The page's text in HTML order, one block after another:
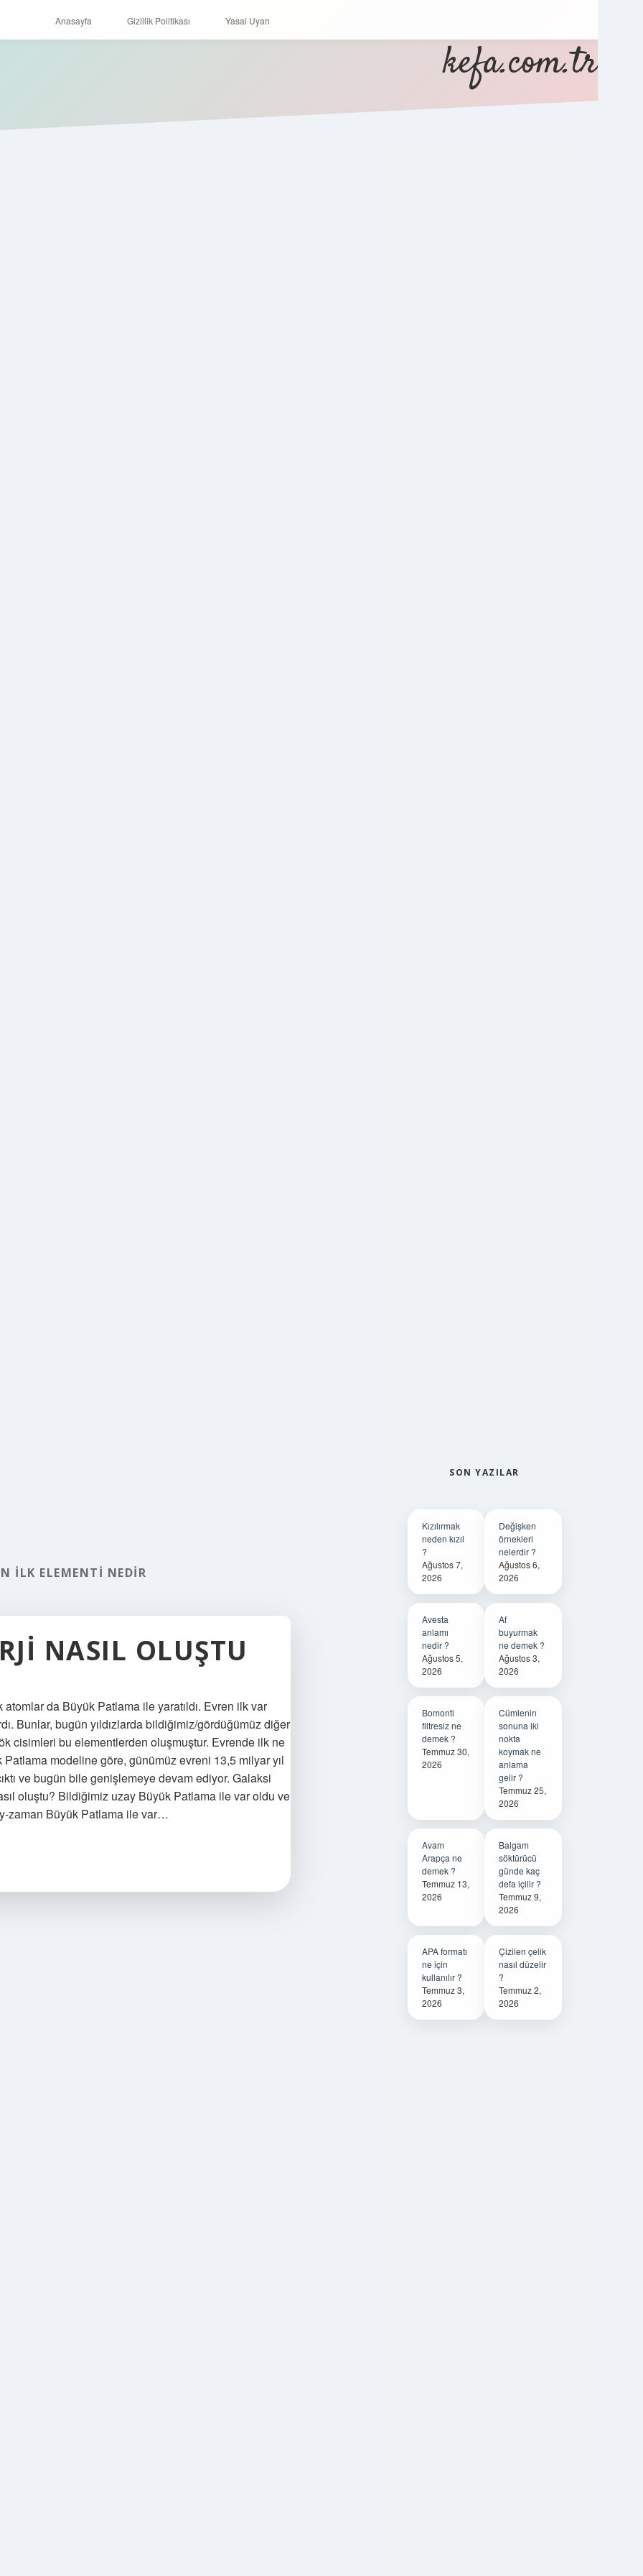
Anasayfa Gizlilik Politikası Yasal Uyarı
kefa.com.tr
ILK ELEMENTI NEDIR
NASIL OLUŞTU
da Büyük Patlama ile yaratıldı. Evren ilk var
Bunlar, bugün yıldızlarda bildiğimiz/gördüğümüz diğer
cisimleri bu elementlerden oluşmuştur. Evrende ilk ne
modeline göre, günümüz evreni 13,5 milyar yıl
ve bugün bile genişlemeye devam ediyor. Galaksi
oluştu? Bildiğimiz uzay Büyük Patlama ile var oldu ve
zaman Büyük Patlama ile var…
SON YAZILAR
Kızılırmak
neden kızıl
?
Ağustos 7,
2026
Değişken
örnekleri
nelerdir ?
Ağustos 6,
2026
Avesta
anlamı
nedir ?
Ağustos 5,
2026
Af
buyurmak
ne demek ?
Ağustos 3,
2026
Bomonti
filtresiz ne
demek ?
Temmuz 30,
2026
Cümlenin
sonuna iki
nokta
koymak ne
anlama
gelir ?
Temmuz 25,
2026
Avam
Arapça ne
demek ?
Temmuz 13,
2026
Balgam
söktürücü
günde kaç
defa içilir ?
Temmuz 9,
2026
APA formatı
ne için
kullanılır ?
Temmuz 3,
2026
Çizilen çelik
nasıl düzelir
?
Temmuz 2,
2026